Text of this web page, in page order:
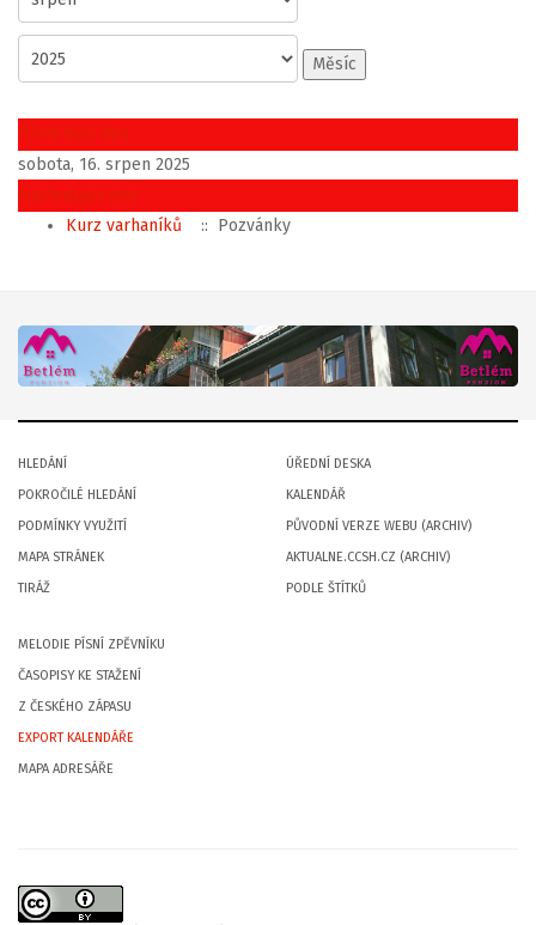
Měsíc
Předchozí den
sobota, 16. srpen 2025
Následující den
Kurz varhaníků
:: Pozvánky
HLEDÁNÍ
POKROČILÉ HLEDÁNÍ
PODMÍNKY VYUŽITÍ
MAPA STRÁNEK
TIRÁŽ
ÚŘEDNÍ DESKA
KALENDÁŘ
PŮVODNÍ VERZE WEBU (ARCHIV)
AKTUALNE.CCSH.CZ (ARCHIV)
PODLE ŠTÍTKŮ
MELODIE PÍSNÍ ZPĚVNÍKU
ČASOPISY KE STAŽENÍ
Z ČESKÉHO ZÁPASU
EXPORT KALENDÁŘE
MAPA ADRESÁŘE